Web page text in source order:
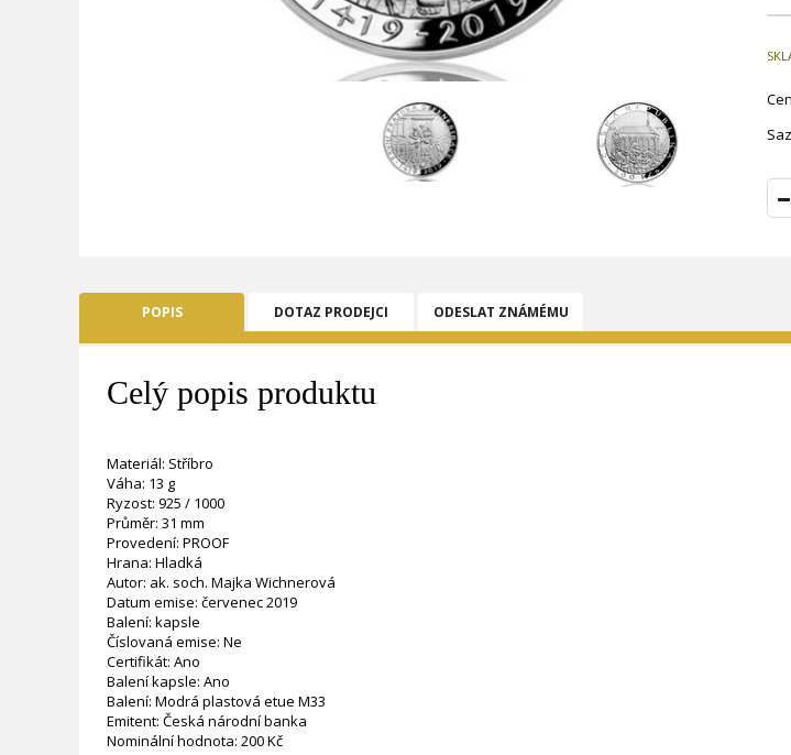
POPIS DOTAZ PRODEJCI ODESLAT ZNÁMÉMU
Celý popis produktu
Materiál: Stříbro
Váha: 13 g
Ryzost: 925 / 1000
Průměr: 31 mm
Provedení: PROOF
Hrana: Hladká
Autor: ak. soch. Majka Wichnerová
Datum emise: červenec 2019
Balení: kapsle
Číslovaná emise: Ne
Certifikát: Ano
Balení kapsle: Ano
Balení: Modrá plastová etue M33
Emitent: Česká národní banka
Nominální hodnota: 200 Kč